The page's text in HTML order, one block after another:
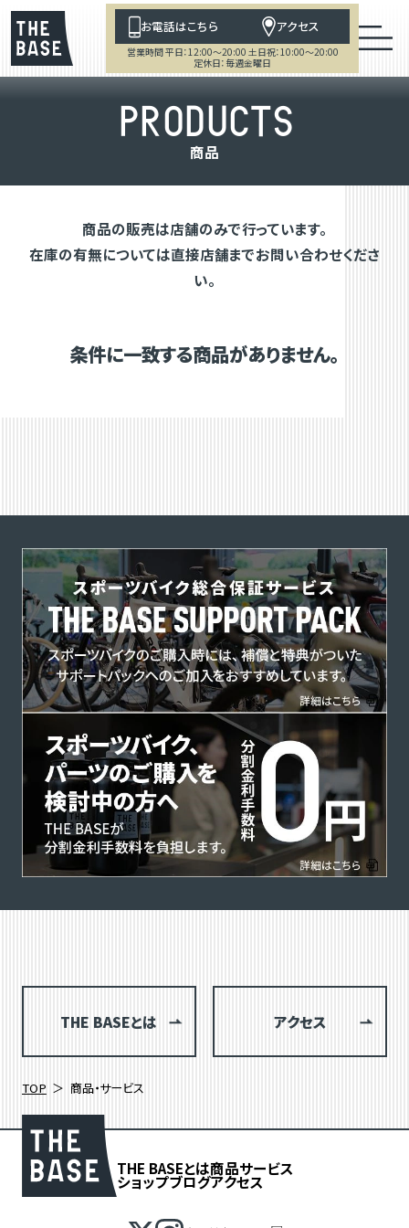
お電話はこちら アクセス
営業時間 平日：12:00～20:00 土日祝：10:00～20:00
定休日：毎週金曜日
PRODUCTS
商品
商品の販売は店舗のみで行っています。
在庫の有無については直接店舗までお問い合わせくださ
い。
条件に一致する商品がありません。
THE BASEとは アクセス
TOP 商品・サービス
THE BASEとは商品サービス
ショップブログアクセス